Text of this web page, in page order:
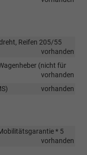
Reifen 205/55
vorhanden
(nicht für
vorhanden
vorhanden
* 5
vorhanden